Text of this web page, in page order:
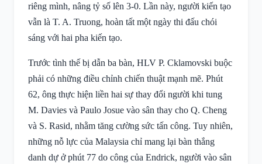
riêng mình, nâng tỷ số lên 3-0. Lần này, người kiến tạo
vẫn là T. A. Truong, hoàn tất một ngày thi đấu chói
sáng với hai pha kiến tạo.
Trước tình thế bị dẫn ba bàn, HLV P. Cklamovski buộc
phải có những điều chỉnh chiến thuật mạnh mẽ. Phút
62, ông thực hiện liền hai sự thay đổi người khi tung
M. Davies và Paulo Josue vào sân thay cho Q. Cheng
và S. Rasid, nhằm tăng cường sức tấn công. Tuy nhiên,
những nỗ lực của Malaysia chỉ mang lại bàn thắng
danh dự ở phút 77 do công của Endrick, người vào sân